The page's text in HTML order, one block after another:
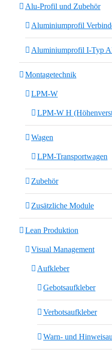
Alu-Profil und Zubehör
Aluminiumprofil
Aluminiumprofil I-Typ
Montagetechnik
LPM-W
LPM-W H
Wagen
LPM-Transportwagen
Zubehör
Zusätzliche Module
Lean Produktion
Visual Management
Aufkleber
Gebotsaufkleber
Verbotsaufkleber
Warn- und